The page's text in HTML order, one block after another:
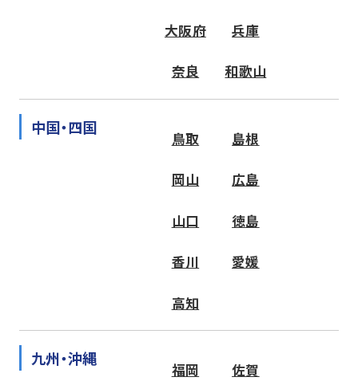
大阪府 兵庫
奈良 和歌山
中国・四国
鳥取 島根
岡山 広島
山口 徳島
香川 愛媛
高知
九州・沖縄
福岡 佐賀